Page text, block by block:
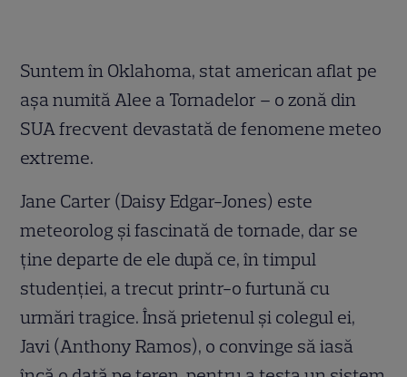
Suntem în Oklahoma, stat american aflat pe
așa numită Alee a Tornadelor – o zonă din
SUA frecvent devastată de fenomene meteo
extreme.
Jane Carter (Daisy Edgar-Jones) este
meteorolog și fascinată de tornade, dar se
ține departe de ele după ce, în timpul
studenției, a trecut printr-o furtună cu
urmări tragice. Însă prietenul și colegul ei,
Javi (Anthony Ramos), o convinge să iasă